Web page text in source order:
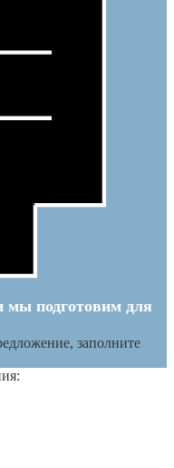
мы подготовим для
заполните